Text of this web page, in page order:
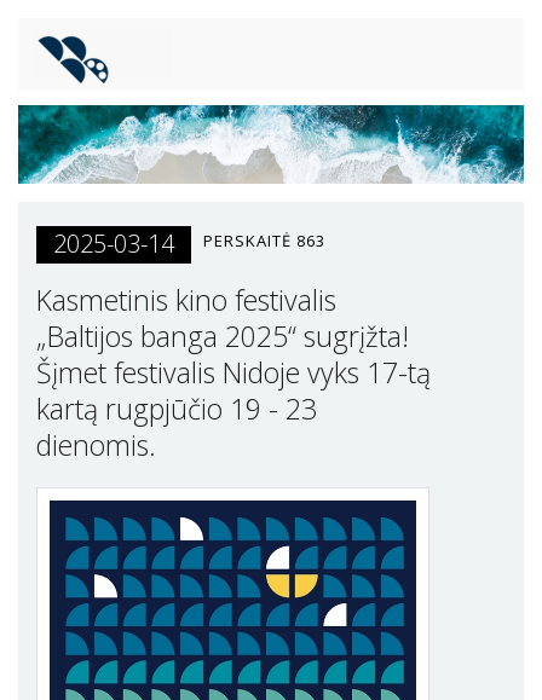
2025-03-14 PERSKAITĖ 863
Kasmetinis kino festivalis
„Baltijos banga 2025“ sugrįžta!
Šįmet festivalis Nidoje vyks 17-tą
kartą rugpjūčio 19 - 23
dienomis.